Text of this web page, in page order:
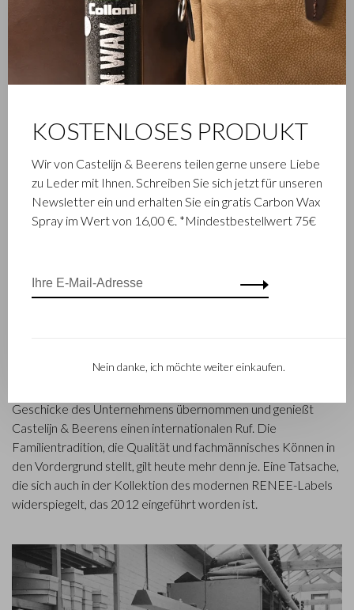
Die im niederländischen Waalwijk ansässige Firma Castelijn &
Beerens ist ein renommiertes Familienunternehmen, das
fassten, gemeinsam Lederprodukte herzustellen. Mittlerweile
Geschicke des Unternehmens übernommen und genießt
Castelijn & Beerens einen internationalen Ruf. Die
Familientradition, die Qualität und fachmännisches Können in
den Vordergrund stellt, gilt heute mehr denn je. Eine Tatsache,
die sich auch in der Kollektion des modernen RENEE-Labels
widerspiegelt, das 2012 eingeführt worden ist.
KOSTENLOSES PRODUKT
Wir von Castelijn & Beerens teilen gerne unsere Liebe
zu Leder mit Ihnen. Schreiben Sie sich jetzt für unseren
Newsletter ein und erhalten Sie ein gratis Carbon Wax
Spray im Wert von 16,00 €. *Mindestbestellwert 75€
Nein danke, ich möchte weiter einkaufen.